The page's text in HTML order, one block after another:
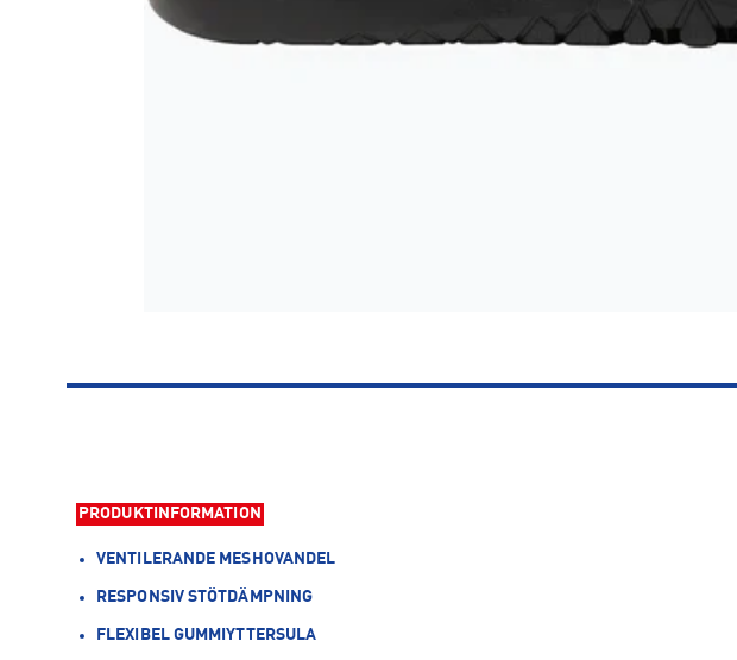
PRODUKTINFORMATION
VENTILERANDE MESHOVANDEL
RESPONSIV STÖTDÄMPNING
FLEXIBEL GUMMIYTTERSULA